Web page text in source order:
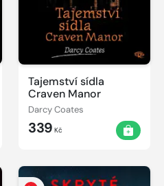
Tajemství sídla
Craven Manor
Darcy Coates
339 Kč